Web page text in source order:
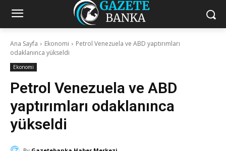
Ana Sayfa Ekonomi
Petrol Venezuela ve ABD yaptırımları
odaklanınca yükseldi
Ekonomi
Petrol Venezuela ve ABD
yaptırımları odaklanınca
yükseldi